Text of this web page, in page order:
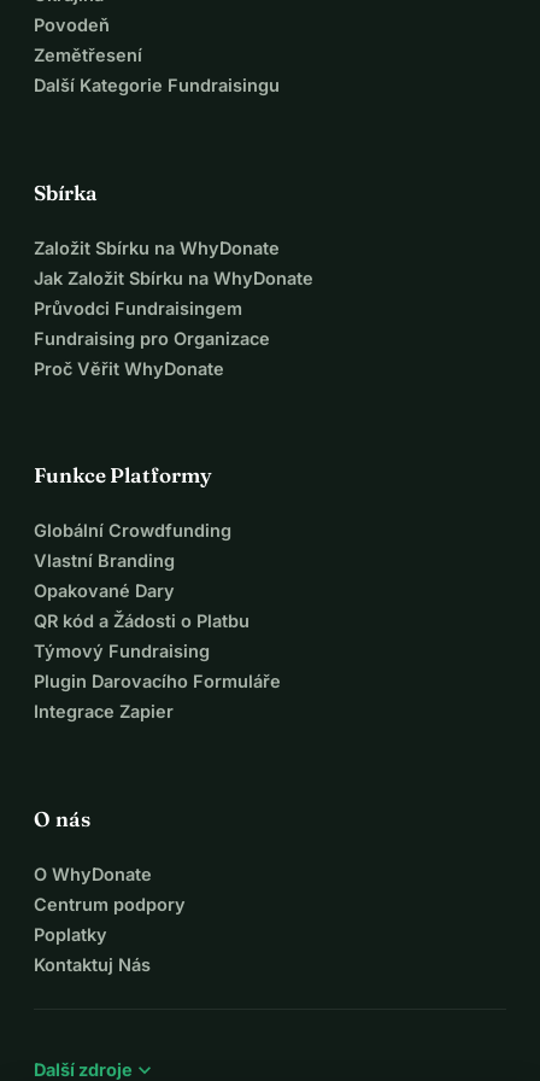
Povodeň
Zemětřesení
Další Kategorie Fundraisingu
Sbírka
Založit Sbírku na WhyDonate
Jak Založit Sbírku na WhyDonate
Průvodci Fundraisingem
Fundraising pro Organizace
Proč Věřit WhyDonate
Funkce Platformy
Globální Crowdfunding
Vlastní Branding
Opakované Dary
QR kód a Žádosti o Platbu
Týmový Fundraising
Plugin Darovacího Formuláře
Integrace Zapier
O nás
O WhyDonate
Centrum podpory
Poplatky
Kontaktuj Nás
Další zdroje expand_more